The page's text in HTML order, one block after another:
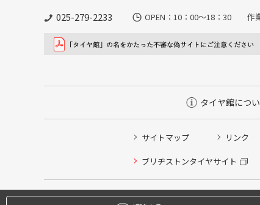
025-279-2233 OPEN：10：00～18：30 作
タイヤ館につ
サイトマップ リンク
ブリヂストンタイヤサイト
タイヤ点検・安全点検/タイヤ履き替え/オイル交換/
クローク契約会員専用タイヤ履き替え※タイヤ履き
本日のタイヤ履き替え順番待ち予約 ※クローク契約会